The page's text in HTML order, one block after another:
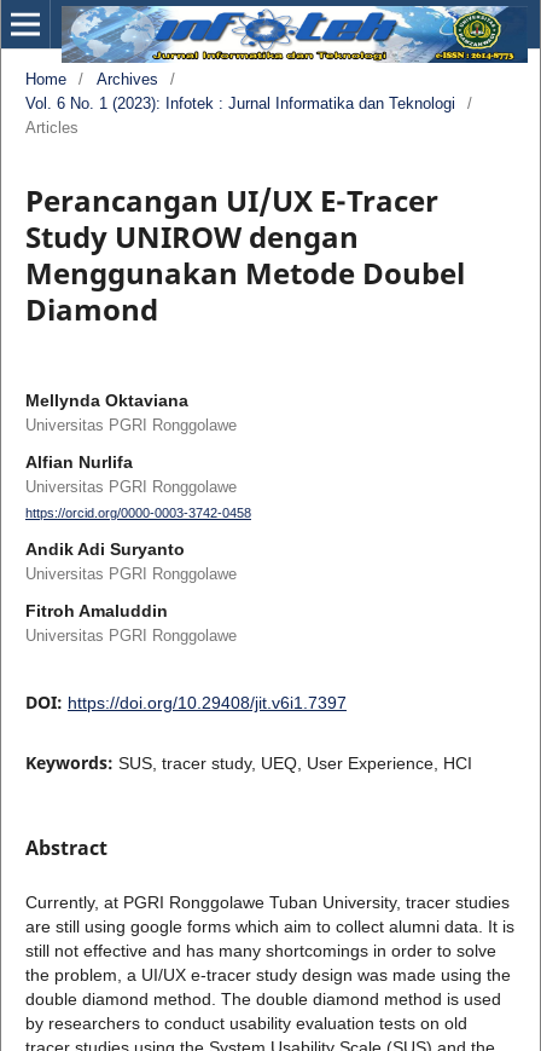
Home / Archives
/
Vol. 6 No. 1 (2023): Infotek : Jurnal Informatika dan Teknologi
/
Articles
Perancangan UI/UX E-Tracer
Study UNIROW dengan
Menggunakan Metode Doubel
Diamond
Mellynda Oktaviana
Universitas PGRI Ronggolawe
Alfian Nurlifa
Universitas PGRI Ronggolawe
https://orcid.org/0000-0003-3742-0458
Andik Adi Suryanto
Universitas PGRI Ronggolawe
Fitroh Amaluddin
Universitas PGRI Ronggolawe
DOI: https://doi.org/10.29408/jit.v6i1.7397
Keywords: SUS, tracer study, UEQ, User Experience, HCI
Abstract
Currently, at PGRI Ronggolawe Tuban University, tracer studies
are still using google forms which aim to collect alumni data. It is
still not effective and has many shortcomings in order to solve
the problem, a UI/UX e-tracer study design was made using the
double diamond method. The double diamond method is used
by researchers to conduct usability evaluation tests on old